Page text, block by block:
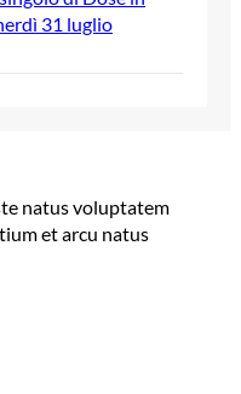
31 luglio
natus voluptatem
et arcu natus